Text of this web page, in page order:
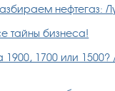
нефтегаз:
тайны бизнеса!
1700 или